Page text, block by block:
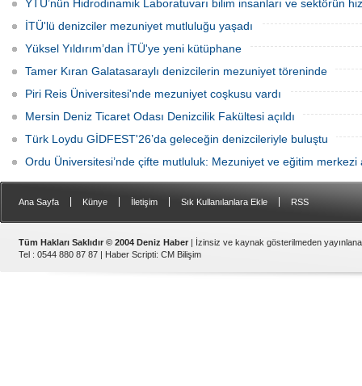
YTÜ’nün Hidrodinamik Laboratuvarı bilim insanları ve sektörün
İTÜ'lü denizciler mezuniyet mutluluğu yaşadı
Yüksel Yıldırım’dan İTÜ'ye yeni kütüphane
Tamer Kıran Galatasaraylı denizcilerin mezuniyet töreninde
Piri Reis Üniversitesi'nde mezuniyet coşkusu vardı
Mersin Deniz Ticaret Odası Denizcilik Fakültesi açıldı
Türk Loydu GİDFEST'26’da geleceğin denizcileriyle buluştu
Ordu Üniversitesi’nde çifte mutluluk: Mezuniyet ve eğitim merkezi
Ana Sayfa Künye İletişim Sık Kullanılanlara Ekle RSS
Tüm Hakları Saklıdır © 2004 Deniz Haber | İzinsiz ve kaynak gösterilmeden
Tel : 0544 880 87 87 | Haber Scripti: CM Bilişim